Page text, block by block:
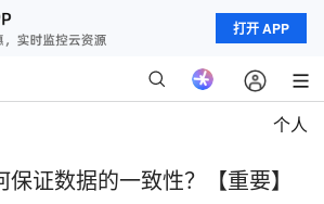
打开 APP
个人
证数据的一致性？【重要】